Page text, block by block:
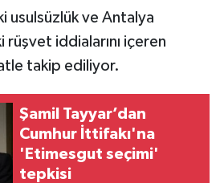
usulsüzlük ve Antalya
rüşvet iddialarını içeren
takip ediliyor.
Şamil Tayyar’dan
Cumhur İttifakı'na
'Etimesgut seçimi'
tepkisi